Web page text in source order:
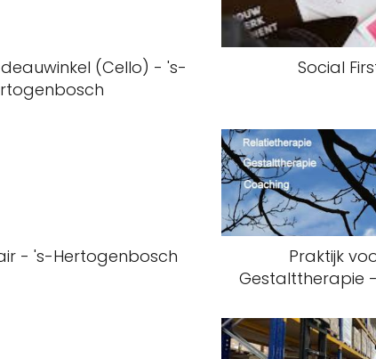
(Cello) - 's-
Social
- 's-Hertogenbosch
Praktijk
Gestalttherapie